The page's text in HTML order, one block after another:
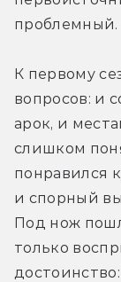
проблемный.
К первому
вопросов: и
арок, и
слишком
понравился
и спорный
Под нож
только